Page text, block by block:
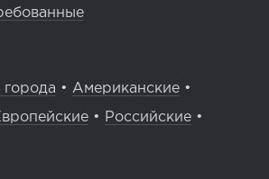
города • Американские •
• Российские •